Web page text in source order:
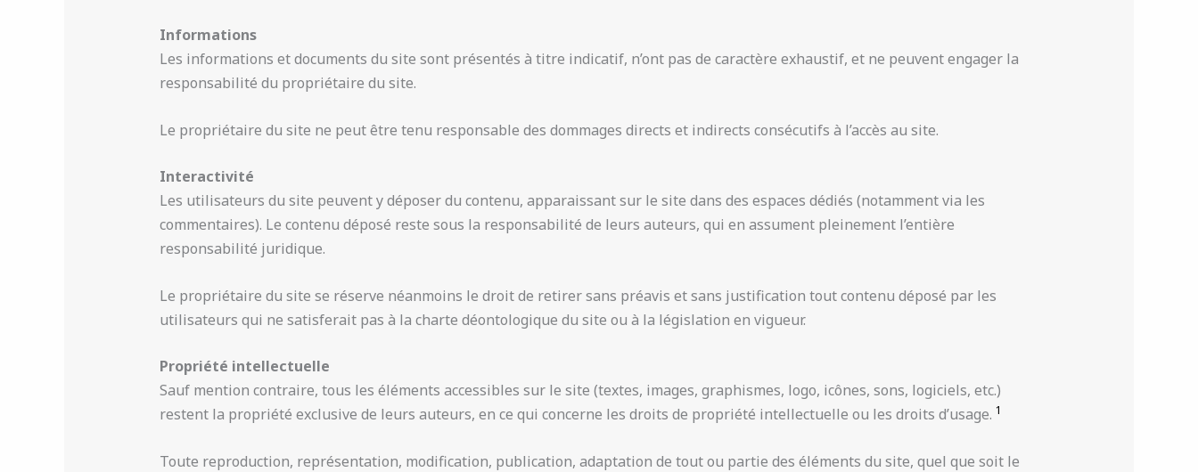
Informations
Les informations et documents du site sont présentés à titre indicatif, n’ont pas de caractère exhaustif, et ne peuvent engager la
responsabilité du propriétaire du site.
Le propriétaire du site ne peut être tenu responsable des dommages directs et indirects consécutifs à l’accès au site.
Interactivité
Les utilisateurs du site peuvent y déposer du contenu, apparaissant sur le site dans des espaces dédiés (notamment via les
commentaires). Le contenu déposé reste sous la responsabilité de leurs auteurs, qui en assument pleinement l’entière
responsabilité juridique.
Le propriétaire du site se réserve néanmoins le droit de retirer sans préavis et sans justification tout contenu déposé par les
utilisateurs qui ne satisferait pas à la charte déontologique du site ou à la législation en vigueur.
Propriété intellectuelle
Sauf mention contraire, tous les éléments accessibles sur le site (textes, images, graphismes, logo, icônes, sons, logiciels, etc.)
restent la propriété exclusive de leurs auteurs, en ce qui concerne les droits de propriété intellectuelle ou les droits d’usage. 1
Toute reproduction, représentation, modification, publication, adaptation de tout ou partie des éléments du site, quel que soit le